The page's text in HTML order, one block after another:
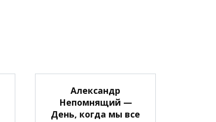
Александр
Непомнящий —
День, когда мы все